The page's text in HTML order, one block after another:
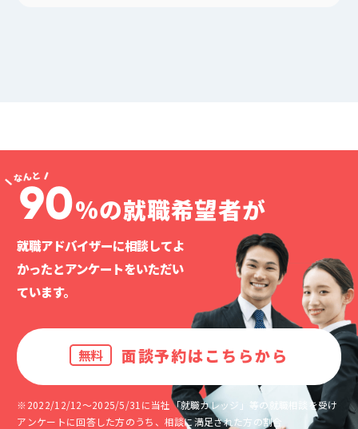
90%の就職希望者が
就職アドバイザーに相談してよ
かったとアンケートをいただい
ています。
無料 面談予約はこちらから
※2022/12/12～2025/5/31に当社「就職カレッジ」等の就職相談を受け
アンケートに回答した方のうち、相談に満足された方の割合